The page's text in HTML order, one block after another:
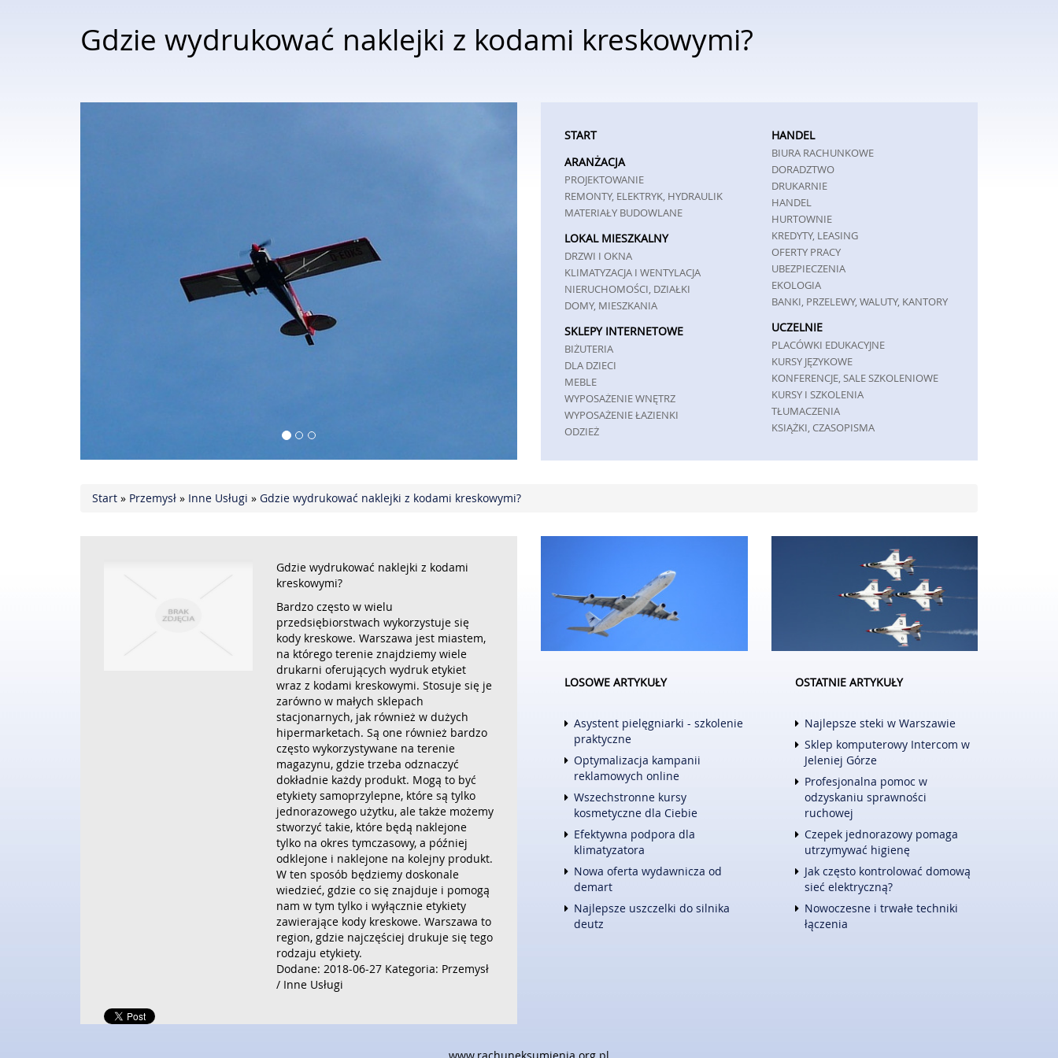
Gdzie wydrukować naklejki z kodami kreskowymi?
START HANDEL
BIURA RACHUNKOWE
DORADZTWO
DRUKARNIE
HANDEL
HURTOWNIE
KREDYTY, LEASING
OFERTY PRACY
UBEZPIECZENIA
EKOLOGIA
BANKI, PRZELEWY, WALUTY, KANTORY
ARANŻACJA
PROJEKTOWANIE
REMONTY, ELEKTRYK, HYDRAULIK
MATERIAŁY BUDOWLANE
LOKAL MIESZKALNY
DRZWI I OKNA
KLIMATYZACJA I WENTYLACJA
NIERUCHOMOŚCI, DZIAŁKI
DOMY, MIESZKANIA
UCZELNIE
PLACÓWKI EDUKACYJNE
KURSY JĘZYKOWE
KONFERENCJE, SALE SZKOLENIOWE
KURSY I SZKOLENIA
TŁUMACZENIA
KSIĄŻKI, CZASOPISMA
SKLEPY INTERNETOWE
BIŻUTERIA
DLA DZIECI
MEBLE
WYPOSAŻENIE WNĘTRZ
WYPOSAŻENIE ŁAZIENKI
ODZIEŻ
ELEKTRONIKA, RTV, AGD
CZĘŚCI SAMOCHODOWE
USŁUGI MOTORYZACYJNE
AGENCJE REKLAMOWE
MATERIAŁY REKLAMOWE
INNE AGENCJE
ZAJĘCIA SPORTOWE I REKREACYJNE
INFORMATYCZNE
FOTOGRAFIA
ADWOKACI, PORADY PRAWNE
ŚLUB I WESELE
WETERYNARYJNE, HODOWLA ZWIERZĄT
SPRZĄTANIE, PORZĄDKOWANIE
SERWIS
OPIEKA
INNE USŁUGI
KURIER, PRZESYŁKI
TURYSTYKA
HOTELE I NOCLEGI
PODRÓŻE
WYPOCZYNEK
WITALIZM
DIETETYKA, ODCHUDZANIE
LECZENIE
SALONY KOSMETYCZNE
SPRZĘT MEDYCZNY
WEB
OPROGRAMOWANIE
STRONY INTERNETOWE
KONTAKT
Start » Przemysł » Inne Usługi » Gdzie wydrukować naklejki z kodami kreskowymi?
Gdzie wydrukować naklejki z kodami
kreskowymi?
Bardzo często w wielu
przedsiębiorstwach wykorzystuje się
kody kreskowe. Warszawa jest miastem,
na którego terenie znajdziemy wiele
drukarni oferujących wydruk etykiet
wraz z kodami kreskowymi. Stosuje się je
zarówno w małych sklepach
stacjonarnych, jak również w dużych
hipermarketach. Są one również bardzo
często wykorzystywane na terenie
magazynu, gdzie trzeba odznaczyć
dokładnie każdy produkt. Mogą to być
etykiety samoprzylepne, które są tylko
jednorazowego użytku, ale także możemy
stworzyć takie, które będą naklejone
tylko na okres tymczasowy, a później
odklejone i naklejone na kolejny produkt.
W ten sposób będziemy doskonale
wiedzieć, gdzie co się znajduje i pomogą
nam w tym tylko i wyłącznie etykiety
zawierające kody kreskowe. Warszawa to
region, gdzie najczęściej drukuje się tego
rodzaju etykiety.
Dodane: 2018-06-27 Kategoria: Przemysł
/ Inne Usługi
LOSOWE ARTYKUŁY
Asystent pielęgniarki - szkolenie
praktyczne
Optymalizacja kampanii
reklamowych online
Wszechstronne kursy
kosmetyczne dla Ciebie
Efektywna podpora dla
klimatyzatora
Nowa oferta wydawnicza od
demart
Najlepsze uszczelki do silnika
deutz
OSTATNIE ARTYKUŁY
Najlepsze steki w Warszawie
Sklep komputerowy Intercom w
Jeleniej Górze
Profesjonalna pomoc w
odzyskaniu sprawności
ruchowej
Czepek jednorazowy pomaga
utrzymywać higienę
Jak często kontrolować domową
sieć elektryczną?
Nowoczesne i trwałe techniki
łączenia